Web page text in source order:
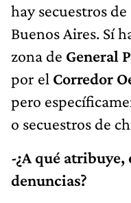
hay secuestros
Buenos Aires. Sí
zona de General
por el Corredor
pero
o secuestros de
-¿A qué
denuncias?